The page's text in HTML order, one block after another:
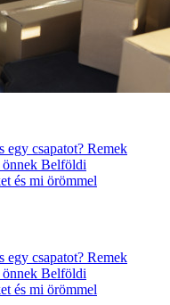
egy csapatot? Remek
önnek Belföldi
és mi örömmel
egy csapatot? Remek
önnek Belföldi
és mi örömmel